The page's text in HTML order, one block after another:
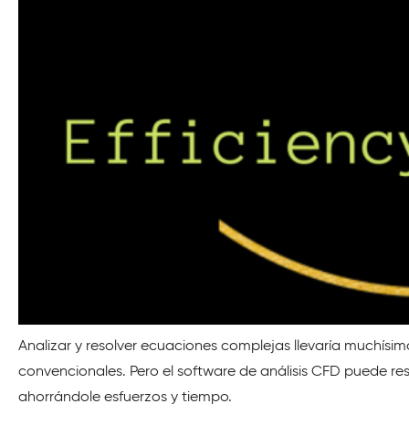
Analizar y resolver ecuaciones complejas llevaría
convencionales. Pero el software de análisis CFD puede
ahorrándole esfuerzos y tiempo.